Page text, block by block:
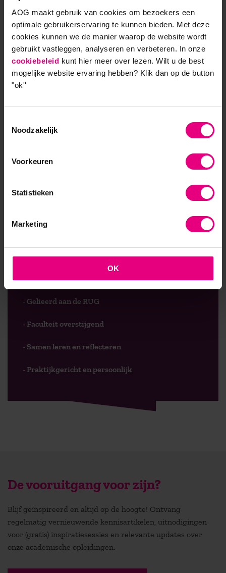
AOG maakt gebruik van cookies om bezoekers een
optimale gebruikerservaring te kunnen bieden. Met deze
cookies kunnen we de manier waarop de website wordt
gebruikt vastleggen, analyseren en verbeteren. In onze
cookiebeleid kunt hier meer over lezen. Wilt u de best
mogelijke website ervaring hebben? Klik dan op de button
"ok''
Noodzakelijk
Voorkeuren
Statistieken
Marketing
OK
internaliseren en toe te passen in de praktijk.
Bovendien kost zo’n studie veel tijd naast een
dynamische fulltimebaan en een gezin met drie
kinderen. Al met al was een pittig traject, qua kosten
en tijdsinvestering, maar absoluut de moeite waard.
In feite een groot cadeau.” Alumna Angelique Groot,
marketeer in Stg. Ziekenhuis Gelderse Vallei
Download dan de brochure
of neem contact op met
één van onze studieadviseurs via telefoonnummer
AOG School Of Management
- Opleider sinds 1988
- Gelieerd aan de RUG
- Faculteit overstijgend
- Samen leren en reflecteren
- Praktijkgericht en persoonlijk
De vooruitgang voor zijn?
Blijf geïnspireerd en altijd op de hoogte! Ontvang
regelmatig vernieuwende kennisartikelen, uitnodigingen
voor (gratis) inspiratiesessies en relevante updates over
onze academische opleidingen.